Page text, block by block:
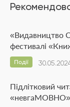
«Видавництво
фестивалі
Події
Підлітковий
«невгаМОВНО»